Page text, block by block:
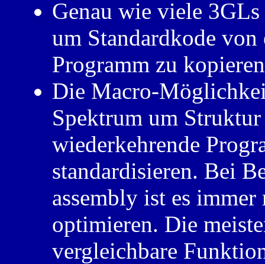
Genau wie viele
um Standardkode
Programm zu
Die Macro-
Spektrum um
wiederkehrende
standardisieren. Bei
assembly ist es
optimieren. Die
vergleichbare